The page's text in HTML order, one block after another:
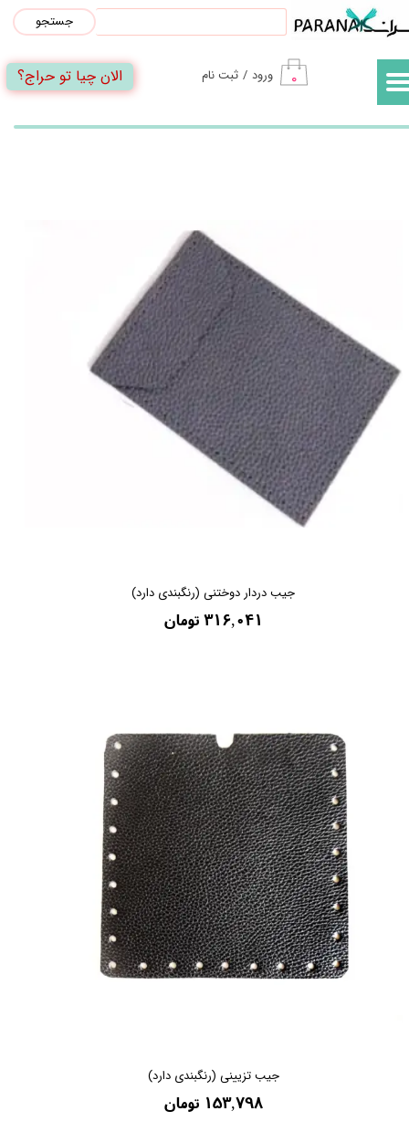
۰ ورود / ثبت نام
حساب کاربری من
تغییر گذر واژه
سفارشات
جستجو
الان چیا تو حراج؟
جیب دردار دوختنی (رنگبندی دارد)
۳۱۶,۰۴۱ تومان
جیب تزیینی (رنگبندی دارد)
۱۵۳,۷۹۸ تومان